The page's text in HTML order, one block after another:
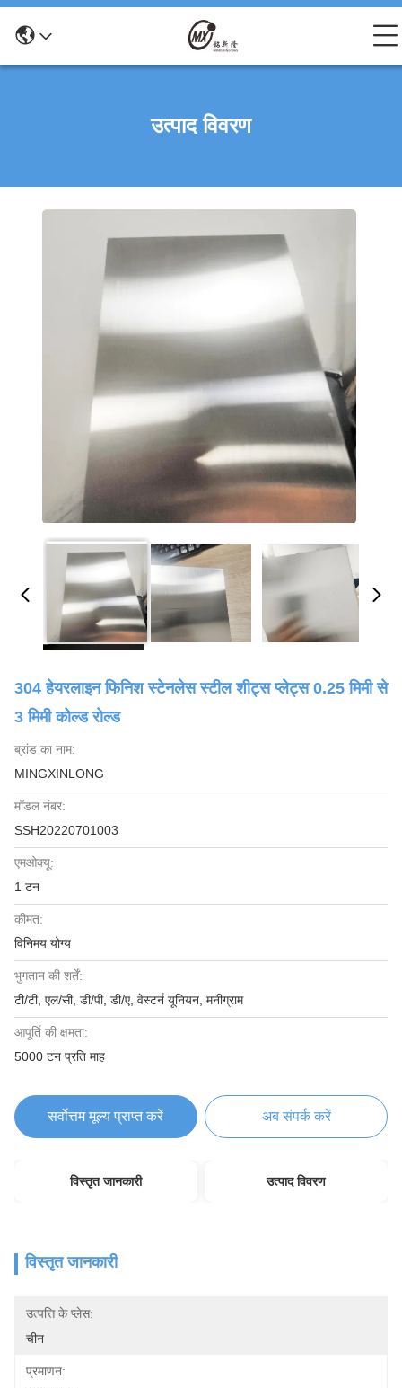
उत्पाद विवरण
304 हेयरलाइन फिनिश स्टेनलेस स्टील शीट्स प्लेट्स 0.25 मिमी से
3 मिमी कोल्ड रोल्ड
ब्रांड का नाम:
MINGXINLONG
मॉडल नंबर:
SSH20220701003
एमओक्यू:
1 टन
कीमत:
विनिमय योग्य
भुगतान की शर्तें:
टी/टी, एल/सी, डी/पी, डी/ए, वेस्टर्न यूनियन, मनीग्राम
आपूर्ति की क्षमता:
5000 टन प्रति माह
सर्वोत्तम मूल्य प्राप्त करें अब संपर्क करें
विस्तृत जानकारी उत्पाद विवरण
विस्तृत जानकारी
उत्पत्ति के प्लेस:
चीन
प्रमाणन: